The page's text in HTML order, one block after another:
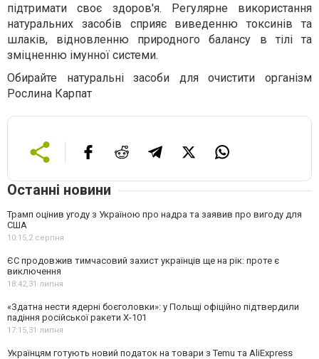
підтримати своє здоров'я. Регулярне використання
натуральних засобів сприяє виведенню токсинів та
шлаків, відновленню природного балансу в тілі та
зміцненню імунної системи.
Обирайте натуральні засоби для очистити організм
Рослина Карпат
Останні новини
Трамп оцінив угоду з Україною про надра та заявив про вигоду для
США
10:15,2 серпня
ЄС продовжив тимчасовий захист українців ще на рік: проте є
виключення
18:42,31 липня
«Здатна нести ядерні боєголовки»: у Польщі офіційно підтвердили
падіння російської ракети Х-101
17:15,31 липня
Українцям готують новий податок на товари з Temu та AliExpress